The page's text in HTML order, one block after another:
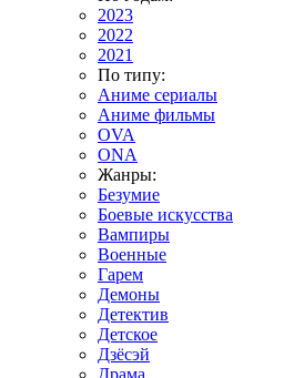
2023
2022
2021
По типу:
Аниме сериалы
Аниме фильмы
OVA
ONA
Жанры:
Безумие
Боевые искусства
Вампиры
Военные
Гарем
Демоны
Детектив
Детское
Дзёсэй
Драма